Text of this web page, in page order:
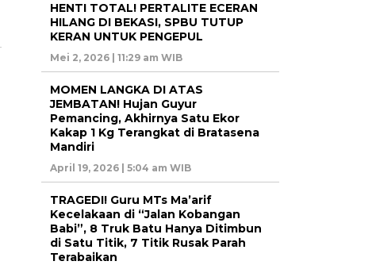
HENTI TOTAL! PERTALITE ECERAN
HILANG DI BEKASI, SPBU TUTUP
KERAN UNTUK PENGEPUL
Mei 2, 2026 | 11:29 am WIB
MOMEN LANGKA DI ATAS
JEMBATAN! Hujan Guyur
Pemancing, Akhirnya Satu Ekor
Kakap 1 Kg Terangkat di Bratasena
Mandiri
April 19, 2026 | 5:04 am WIB
TRAGEDI! Guru MTs Ma’arif
Kecelakaan di “Jalan Kobangan
Babi”, 8 Truk Batu Hanya Ditimbun
di Satu Titik, 7 Titik Rusak Parah
Terabaikan